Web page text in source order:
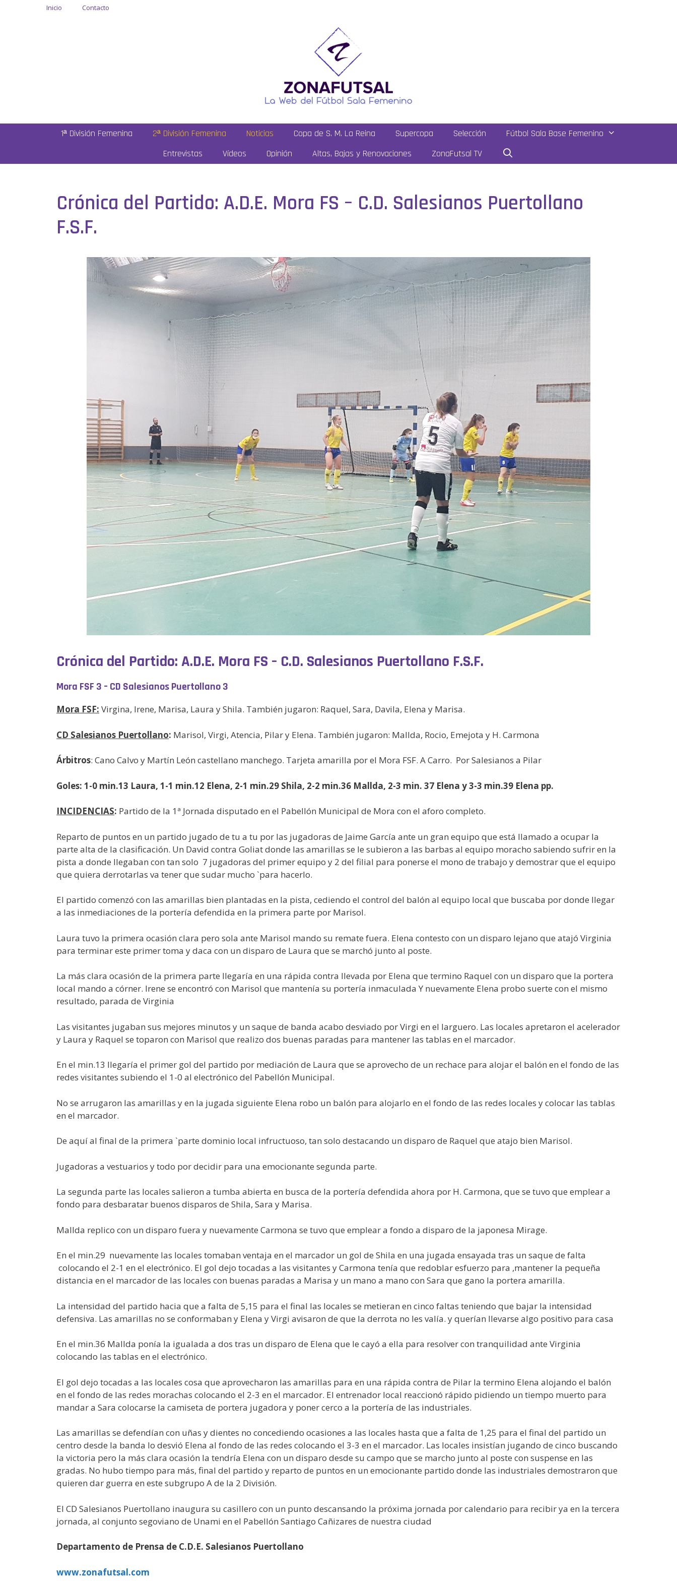
Inicio Contacto
1ª División Femenina 2ª División Femenina Noticias Copa de S. M. La Reina Supercopa Selección
Fútbol Sala Base Femenino
Entrevistas
Vídeos Opinión Altas, Bajas y Renovaciones ZonaFutsal TV
Crónica del Partido: A.D.E. Mora FS – C.D. Salesianos Puertollano
F.S.F.
Crónica del Partido: A.D.E. Mora FS – C.D. Salesianos Puertollano F.S.F.
Mora FSF 3 – CD Salesianos Puertollano 3
Mora FSF: Virgina, Irene, Marisa, Laura y Shila. También jugaron: Raquel, Sara, Davila, Elena y Marisa.
CD Salesianos Puertollano: Marisol, Virgi, Atencia, Pilar y Elena. También jugaron: Mallda, Rocio, Emejota y H. Carmona
Árbitros: Cano Calvo y Martín León castellano manchego. Tarjeta amarilla por el Mora FSF. A Carro. Por Salesianos a Pilar
Goles: 1-0 min.13 Laura, 1-1 min.12 Elena, 2-1 min.29 Shila, 2-2 min.36 Mallda, 2-3 min. 37 Elena y 3-3 min.39 Elena pp.
INCIDENCIAS: Partido de la 1ª Jornada disputado en el Pabellón Municipal de Mora con el aforo completo.
Reparto de puntos en un partido jugado de tu a tu por las jugadoras de Jaime García ante un gran equipo que está llamado a ocupar la
parte alta de la clasificación. Un David contra Goliat donde las amarillas se le subieron a las barbas al equipo moracho sabiendo sufrir en la
pista a donde llegaban con tan solo 7 jugadoras del primer equipo y 2 del filial para ponerse el mono de trabajo y demostrar que el equipo
que quiera derrotarlas va tener que sudar mucho `para hacerlo.
El partido comenzó con las amarillas bien plantadas en la pista, cediendo el control del balón al equipo local que buscaba por donde llegar
a las inmediaciones de la portería defendida en la primera parte por Marisol.
Laura tuvo la primera ocasión clara pero sola ante Marisol mando su remate fuera. Elena contesto con un disparo lejano que atajó Virginia
para terminar este primer toma y daca con un disparo de Laura que se marchó junto al poste.
La más clara ocasión de la primera parte llegaría en una rápida contra llevada por Elena que termino Raquel con un disparo que la portera
local mando a córner. Irene se encontró con Marisol que mantenía su portería inmaculada Y nuevamente Elena probo suerte con el mismo
resultado, parada de Virginia
Las visitantes jugaban sus mejores minutos y un saque de banda acabo desviado por Virgi en el larguero. Las locales apretaron el acelerador
y Laura y Raquel se toparon con Marisol que realizo dos buenas paradas para mantener las tablas en el marcador.
En el min.13 llegaría el primer gol del partido por mediación de Laura que se aprovecho de un rechace para alojar el balón en el fondo de las
redes visitantes subiendo el 1-0 al electrónico del Pabellón Municipal.
No se arrugaron las amarillas y en la jugada siguiente Elena robo un balón para alojarlo en el fondo de las redes locales y colocar las tablas
en el marcador.
De aquí al final de la primera `parte dominio local infructuoso, tan solo destacando un disparo de Raquel que atajo bien Marisol.
Jugadoras a vestuarios y todo por decidir para una emocionante segunda parte.
La segunda parte las locales salieron a tumba abierta en busca de la portería defendida ahora por H. Carmona, que se tuvo que emplear a
fondo para desbaratar buenos disparos de Shila, Sara y Marisa.
Mallda replico con un disparo fuera y nuevamente Carmona se tuvo que emplear a fondo a disparo de la japonesa Mirage.
En el min.29 nuevamente las locales tomaban ventaja en el marcador un gol de Shila en una jugada ensayada tras un saque de falta
colocando el 2-1 en el electrónico. El gol dejo tocadas a las visitantes y Carmona tenía que redoblar esfuerzo para ,mantener la pequeña
distancia en el marcador de las locales con buenas paradas a Marisa y un mano a mano con Sara que gano la portera amarilla.
La intensidad del partido hacia que a falta de 5,15 para el final las locales se metieran en cinco faltas teniendo que bajar la intensidad
defensiva. Las amarillas no se conformaban y Elena y Virgi avisaron de que la derrota no les valía. y querían llevarse algo positivo para casa
En el min.36 Mallda ponía la igualada a dos tras un disparo de Elena que le cayó a ella para resolver con tranquilidad ante Virginia
colocando las tablas en el electrónico.
El gol dejo tocadas a las locales cosa que aprovecharon las amarillas para en una rápida contra de Pilar la termino Elena alojando el balón
en el fondo de las redes morachas colocando el 2-3 en el marcador. El entrenador local reaccionó rápido pidiendo un tiempo muerto para
mandar a Sara colocarse la camiseta de portera jugadora y poner cerco a la portería de las industriales.
Las amarillas se defendían con uñas y dientes no concediendo ocasiones a las locales hasta que a falta de 1,25 para el final del partido un
centro desde la banda lo desvió Elena al fondo de las redes colocando el 3-3 en el marcador. Las locales insistían jugando de cinco buscando
la victoria pero la más clara ocasión la tendría Elena con un disparo desde su campo que se marcho junto al poste con suspense en las
gradas. No hubo tiempo para más, final del partido y reparto de puntos en un emocionante partido donde las industriales demostraron que
quieren dar guerra en este subgrupo A de la 2 División.
El CD Salesianos Puertollano inaugura su casillero con un punto descansando la próxima jornada por calendario para recibir ya en la tercera
jornada, al conjunto segoviano de Unami en el Pabellón Santiago Cañizares de nuestra ciudad
Departamento de Prensa de C.D.E. Salesianos Puertollano
www.zonafutsal.com